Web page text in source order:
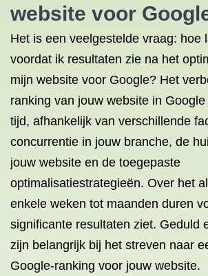
website voor
Het is een veelgestelde vraag: hoe
voordat ik resultaten zie na het
mijn website voor Google? Het
ranking van jouw website in
tijd, afhankelijk van verschillende
concurrentie in jouw branche, de
jouw website en de toegepaste
optimalisatiestrategieën. Over het
enkele weken tot maanden duren
significante resultaten ziet. Geduld
zijn belangrijk bij het streven naar
Google-ranking voor jouw website.